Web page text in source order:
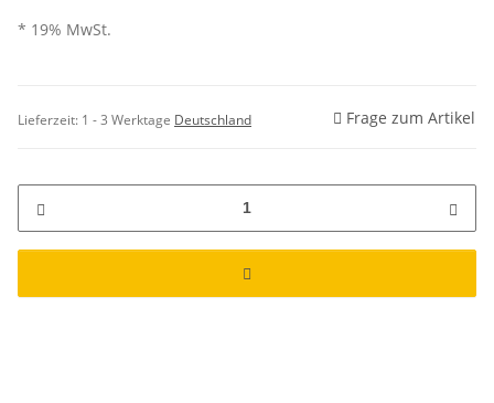
* 19% MwSt.
Lieferzeit: 1 - 3 Werktage Deutschland Frage zum Artikel